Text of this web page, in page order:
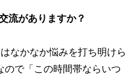
流がありますか？
なかなか悩みを打ち明けら
ので「この時間帯ならいつ